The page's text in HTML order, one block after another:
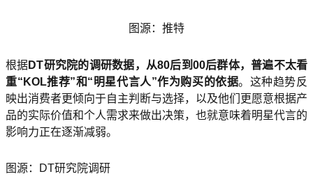
图源：推特
根据DT研究院的调研数据，从80后到00后群体，普遍不太看
重“KOL推荐”和“明星代言人”作为购买的依据。这种趋势反
映出消费者更倾向于自主判断与选择，以及他们更愿意根据产
品的实际价值和个人需求来做出决策，也就意味着明星代言的
影响力正在逐渐减弱。
图源：DT研究院调研